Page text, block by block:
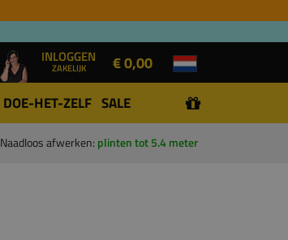
INLOGGEN
ZAKELIJK € 0,00
DOE-HET-ZELF SALE
Naadloos afwerken: plinten tot 5.4 meter